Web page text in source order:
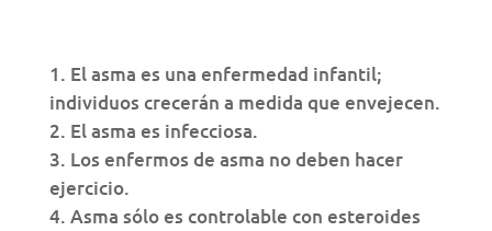
El asma es una enfermedad infantil;
individuos crecerán a medida que envejecen.
El asma es infecciosa.
Los enfermos de asma no deben hacer
ejercicio.
Asma sólo es controlable con esteroides